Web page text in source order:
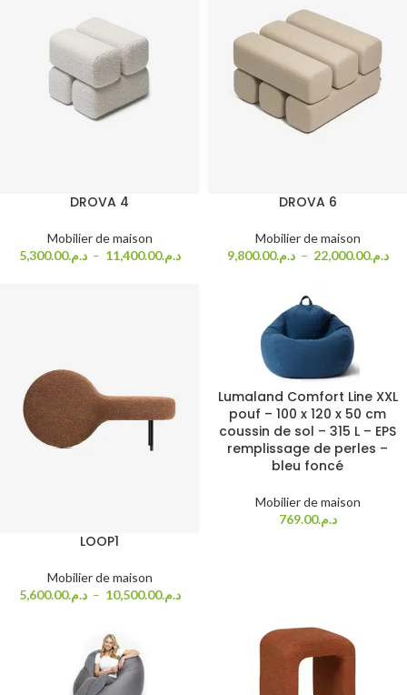
DROVA 4
Mobilier de maison
د.م.5,300.00 – د.م.11,400.00
DROVA 6
Mobilier de maison
د.م.9,800.00 – د.م.22,000.00
LOOP1
Mobilier de maison
د.م.5,600.00 – د.م.10,500.00
Lumaland Comfort Line XXL
pouf – 100 x 120 x 50 cm
coussin de sol – 315 L – EPS
remplissage de perles –
bleu foncé
Mobilier de maison
د.م.769.00